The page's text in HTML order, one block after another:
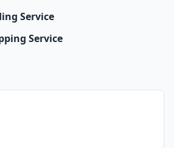
Service
Service